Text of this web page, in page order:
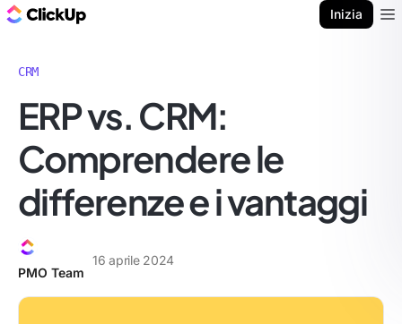
Inizia
CRM
ERP vs. CRM:
Comprendere le
differenze e i vantaggi
PMO Team
16 aprile 2024